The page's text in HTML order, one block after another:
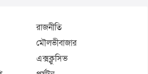
রাজনীতি
মৌলভীবাজার
এক্সক্লুসিভ